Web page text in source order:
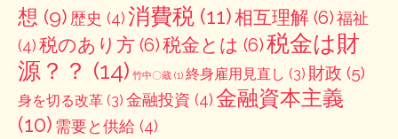
想 (9) 歴史 (4)消費税 (11)相互理解 (6)福祉
(4)税のあり方 (6)税金とは (6)税金は財
源？？ (14) 竹中〇蔵 (1) 終身雇用見直し (3) 財政 (5)
身を切る改革 (3) 金融投資 (4)金融資本主義
(10) 需要と供給 (4)